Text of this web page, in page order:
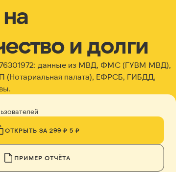
и долги
данные из МВД, ФМС (ГУВМ МВД),
палата), ЕФРСБ, ГИБДД,
ОТКРЫТЬ ЗА299 ₽5 ₽
ПРИМЕР ОТЧЁТА